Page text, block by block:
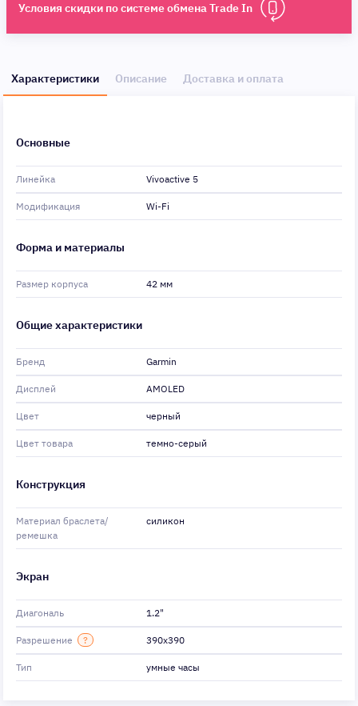
Условия скидки по системе обмена Trade In
Характеристики Описание Доставка и оплата
Основные
Линейка Vivoactive 5
Модификация Wi-Fi
Форма и материалы
Размер корпуса 42 мм
Общие характеристики
Бренд Garmin
Дисплей AMOLED
Цвет черный
Цвет товара темно-серый
Конструкция
Материал браслета/
ремешка
силикон
Экран
Диагональ 1.2"
Разрешение ? 390x390
Тип умные часы